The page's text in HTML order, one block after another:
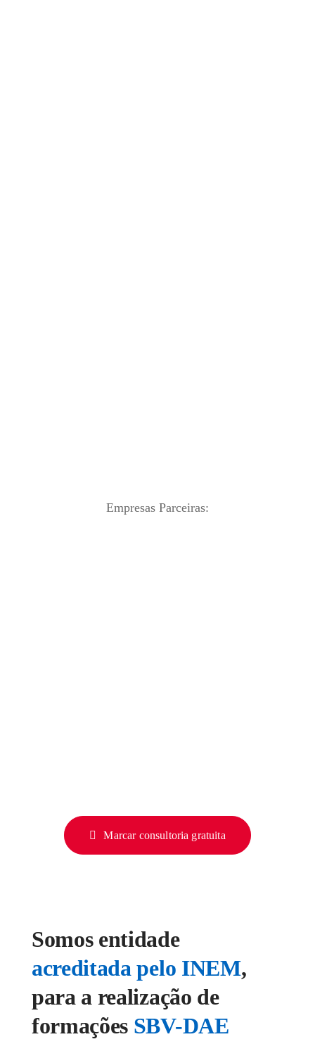
Empresas Parceiras:
Marcar consultoria gratuita
Somos entidade
acreditada pelo INEM,
para a realização de
formações SBV-DAE